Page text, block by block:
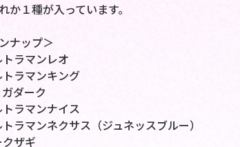
か１種が入っています。
ナップ＞
ラマンレオ
ラマンキング
ダーク
ラマンナイス
ラマンネクサス（ジュネッスブルー）
ザギ